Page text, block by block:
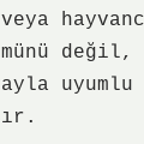
değil,
uyumlu